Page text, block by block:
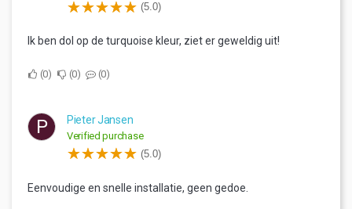
(5.0)
Ik ben dol op de turquoise kleur, ziet er geweldig uit!
0 0 0
P Pieter Jansen
Verified purchase
(5.0)
Eenvoudige en snelle installatie, geen gedoe.